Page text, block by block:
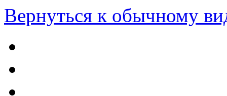
Вернуться к обычному